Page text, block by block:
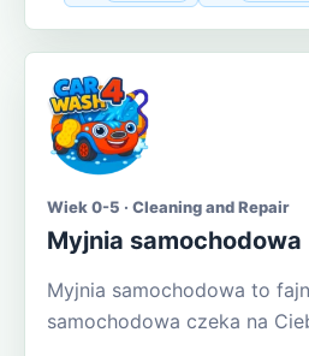
Wiek 0-5 · Cleaning and Repair
Myjnia samochodowa
Myjnia samochodowa to
samochodowa czeka na